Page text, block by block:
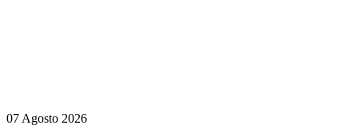
07 Agosto 2026